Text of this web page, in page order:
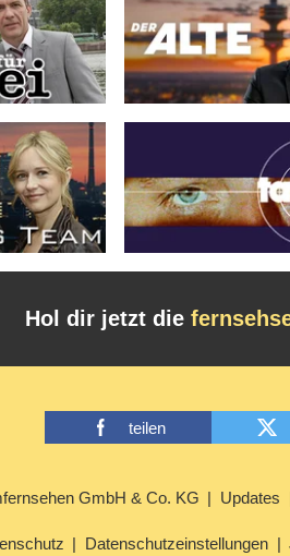
Hol dir jetzt die
teilen
GmbH & Co. KG Updates
Datenschutzeinstellungen